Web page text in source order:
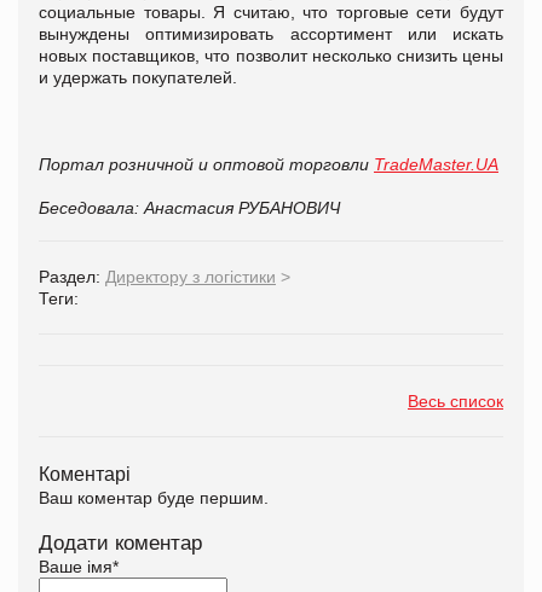
социальные товары. Я считаю, что торговые сети будут
вынуждены оптимизировать ассортимент или искать
новых поставщиков, что позволит несколько снизить цены
и удержать покупателей.
Портал розничной и оптовой торговли TradeMaster.UA
Беседовала: Анастасия РУБАНОВИЧ
Раздел: Директору з логістики >
Теги:
Весь список
Коментарі
Ваш коментар буде першим.
Додати коментар
Ваше імя*